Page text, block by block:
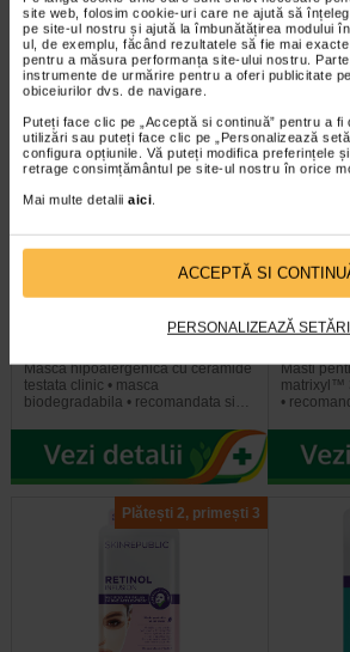
site web, folosim cookie-uri care ne ajută să
pe site-ul nostru și ajută la îmbunătățirea modului
ul, de exemplu, făcând rezultatele să fie mai
pentru a măsura performanța site-ului nostru.
instrumente de urmărire pentru a oferi publicitate
obiceiurilor dvs. de navigare.
Puteți face clic pe „Acceptă si continuă” pentru a
utilizări sau puteți face clic pe „Personalizează
configura opțiunile. Vă puteți modifica preferințele
retrage consimțământul pe site-ul nostru în orice
Mai multe detalii aici.
ACCEPTĂ SI
PERSONALIZEAZĂ
recomandata si vegetarienilor •…
Plătești 2, primești 3
Masca servetel cu ceramide,
Masca hipoalergenica cu ceramide
testata clinic • masca
biodegradabila • recomandata si…
Masca
3%, 2
Masti
matrixyl™
•
Plătești 2, primești 3